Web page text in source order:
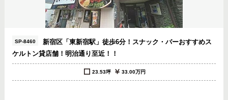
SP-8460
新宿区「東新宿駅」徒歩6分！スナック・バーおすすめス
ケルトン貸店舗！明治通り至近！！
23.53坪 33.00万円